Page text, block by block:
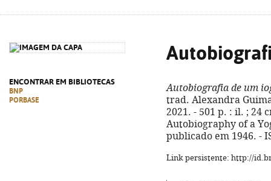
ENCONTRAR EM BIBLIOTECAS
BNP
PORBASE
Autobiografia de um
trad. Alexandra
2021. - 501 p. : il. ; 24
Autobiography of a
publicado em 1946. -
Link persistente: http://